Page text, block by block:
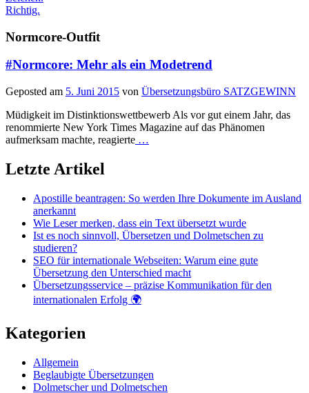
Richtig.
Normcore-Outfit
#Normcore: Mehr als ein Modetrend
Geposted am 5. Juni 2015 von Übersetzungsbüro SATZGEWINN
Müdigkeit im Distinktionswettbewerb Als vor gut einem Jahr, das
renommierte New York Times Magazine auf das Phänomen
aufmerksam machte, reagierte …
Letzte Artikel
Apostille beantragen: So werden Ihre Dokumente im Ausland
anerkannt
Wie Leser merken, dass ein Text übersetzt wurde
Ist es noch sinnvoll, Übersetzen und Dolmetschen zu
studieren?
SEO für internationale Webseiten: Warum eine gute
Übersetzung den Unterschied macht
Übersetzungsservice – präzise Kommunikation für den
internationalen Erfolg 🌍
Kategorien
Allgemein
Beglaubigte Übersetzungen
Dolmetscher und Dolmetschen